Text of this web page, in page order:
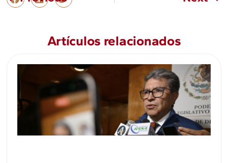
Artículos relacionados